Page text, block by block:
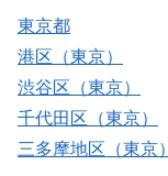
東京都
港区（東京）
渋谷区（東京）
千代田区（東京）
三多摩地区（東京）